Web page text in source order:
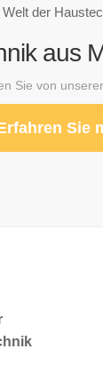
der
aus
Sie von
Sie